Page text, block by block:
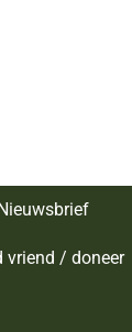
vriend / doneer